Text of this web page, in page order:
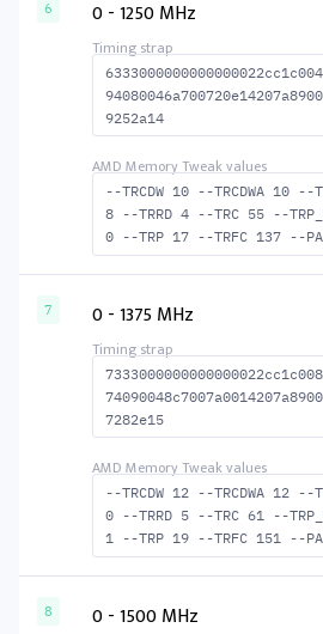
6 0 - 1250 MHz
9252a14
--TRCDW 10 --TRCDWA 10 --
8 --TRRD 4 --TRC 55 --
0 --TRP 17 --TRFC 137 --
A 0 --TFAW 6 --TCRCRL 2 --
-ACTWR 45 --RAS2RAS 137 --
7 0 - 1375 MHz
7282e15
--TRCDW 12 --TRCDWA 12 --
0 --TRRD 5 --TRC 61 --
1 --TRP 19 --TRFC 151 --
A 0 --TFAW 8 --TCRCRL 2 --
-ACTWR 49 --RAS2RAS 151 --
8 0 - 1500 MHz